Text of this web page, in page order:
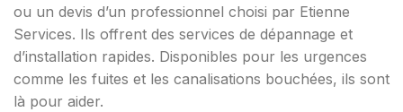
ou un devis d’un professionnel choisi par Etienne
Services. Ils offrent des services de dépannage et
d’installation rapides. Disponibles pour les urgences
comme les fuites et les canalisations bouchées, ils sont
là pour aider.